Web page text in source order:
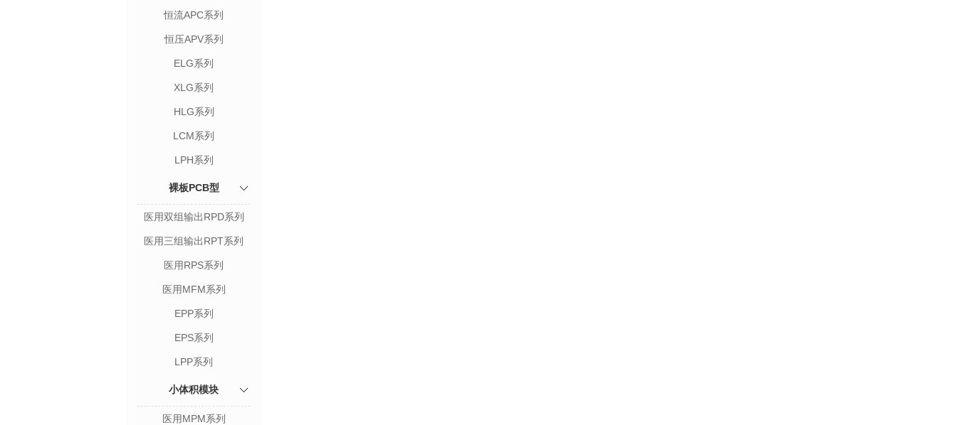
恒流APC系列
恒压APV系列
ELG系列
XLG系列
HLG系列
LCM系列
LPH系列
裸板PCB型
医用双组输出RPD系列
医用三组输出RPT系列
医用RPS系列
医用MFM系列
EPP系列
EPS系列
LPP系列
小体积模块
医用MPM系列